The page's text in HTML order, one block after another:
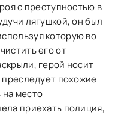
с преступностью в
лягушкой, он был
которую во
его от
герой носит
преследует похожие
место
приехать полиция,